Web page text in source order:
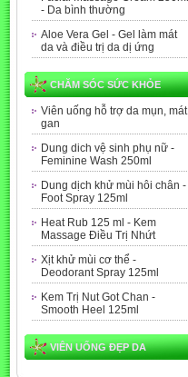
- Da bình thường
Aloe Vera Gel - Gel làm mát
da và điều trị da dị ứng
CHĂM SÓC SỨC KHỎE
Viên uống hỗ trợ da mụn, mát
gan
Dung dich vệ sinh phụ nữ -
Feminine Wash 250ml
Dung dịch khử mùi hôi chân -
Foot Spray 125ml
Heat Rub 125 ml - Kem
Massage Điều Trị Nhứt
Xịt khử mùi cơ thể -
Deodorant Spray 125ml
Kem Trị Nut Got Chan -
Smooth Heel 125ml
VIÊN UỐNG ĐẸP DA